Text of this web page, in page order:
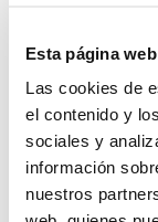
Esta página
Las cookies de
el contenido y
sociales y
información
nuestros
disputar 10
alicantinas
mejores sobre
El Meliá
título de Lliga